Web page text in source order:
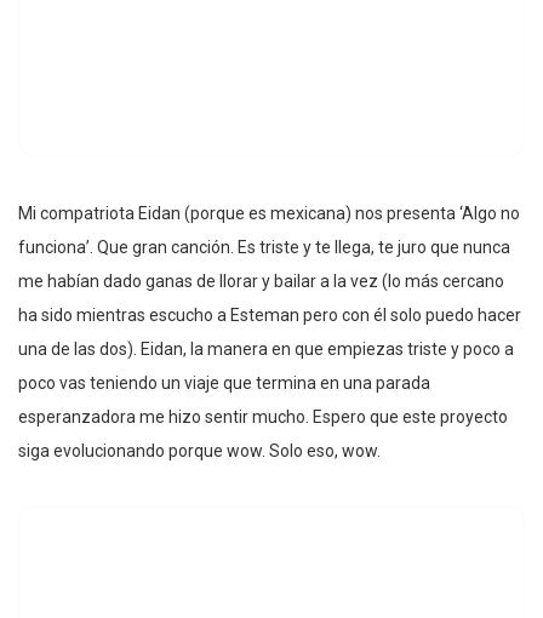
Mi compatriota Eidan (porque es mexicana) nos presenta ‘Algo no
funciona’. Que gran canción. Es triste y te llega, te juro que nunca
me habían dado ganas de llorar y bailar a la vez (lo más cercano
ha sido mientras escucho a Esteman pero con él solo puedo hacer
una de las dos). Eidan, la manera en que empiezas triste y poco a
poco vas teniendo un viaje que termina en una parada
esperanzadora me hizo sentir mucho. Espero que este proyecto
siga evolucionando porque wow. Solo eso, wow.